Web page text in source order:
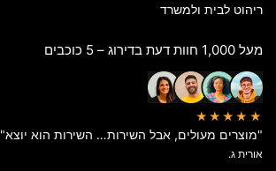
ריהוט לבית ולמשרד
מעל 1,000 חוות דעת בדירוג – 5 כוכבים
★★★★★
"מוצרים מעולים, אבל השירות… השירות הוא יוצא"
אורית ג.